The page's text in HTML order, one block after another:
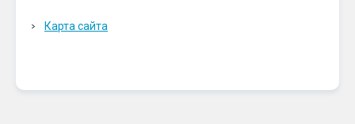
Карта сайта